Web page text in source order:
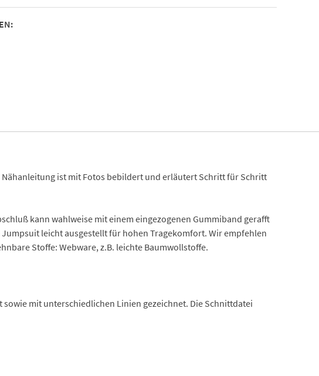
Nähanleitung ist mit Fotos bebildert und erläutert Schritt für Schritt
kann wahlweise mit einem eingezogenen Gummiband gerafft
leicht ausgestellt für hohen Tragekomfort. Wir empfehlen
Stoffe: Webware, z.B. leichte Baumwollstoffe.
mit unterschiedlichen Linien gezeichnet. Die Schnittdatei